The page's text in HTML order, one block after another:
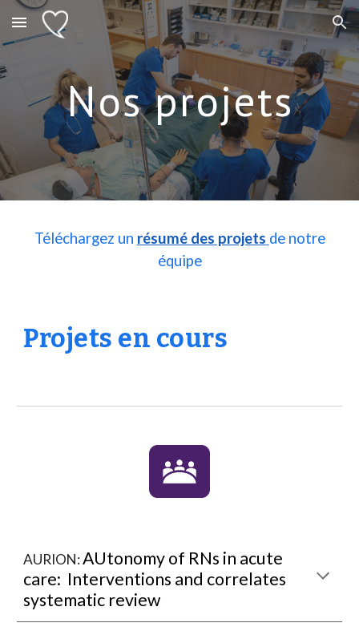
Skip to main content Skip to navigation
Nos projets
Téléchargez un résumé des projets de notre
équipe
Projets en cours
AURION:AUtonomy of RNs in acute
care: Interventions and correlates
systematic review